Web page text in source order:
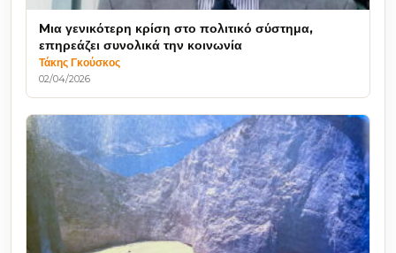
Mια γενικότερη κρίση στο πολιτικό σύστημα,
επηρεάζει συνολικά την κοινωνία
Τάκης Γκούσκος
02/04/2026